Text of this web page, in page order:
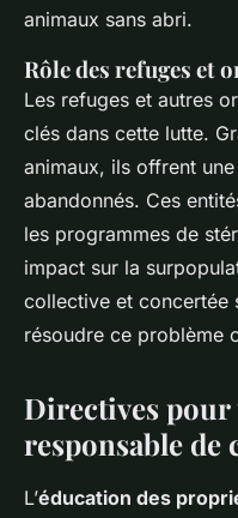
animaux sans abri.
Rôle des refuges et
Les refuges et autres
clés dans cette lutte.
animaux, ils offrent
abandonnés. Ces
les programmes de
impact sur la
collective et concertée
résoudre ce problème
Directives pour
responsable de
L’éducation des